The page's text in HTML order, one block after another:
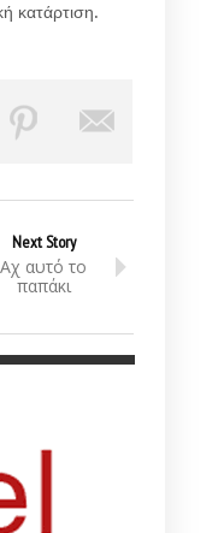
κατάρτιση.
Next Story
Αχ αυτό το
παπάκι